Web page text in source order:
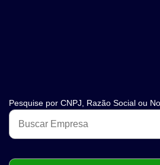
Pesquise por CNPJ, Razão Social ou